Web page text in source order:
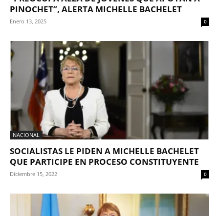
PINOCHET”, ALERTA MICHELLE BACHELET
Enero 13, 2025 0
NACIONAL
SOCIALISTAS LE PIDEN A MICHELLE BACHELET
QUE PARTICIPE EN PROCESO CONSTITUYENTE
Diciembre 15, 2022 0